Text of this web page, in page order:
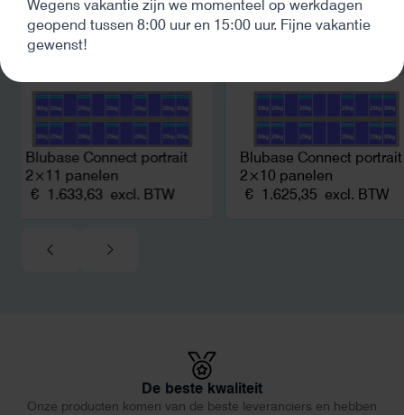
en hoger vastrecht.
bereikten we
noodstroom voor de
en zicht op
zonnepanelen. Een
netcongestie.
Bekijk soortgelijke producten
Blubase Connect portrait
2×11 panelen
€ 1.633,63 excl. BTW
Blubase Connect portrait
2×10 panelen
€ 1.625,35 excl. BTW
De beste kwaliteit
Onze producten komen van de beste leveranciers en hebben
Wegens vakantie zijn we momenteel op werkdagen
geopend tussen 8:00 uur en 15:00 uur. Fijne vakantie
gewenst!